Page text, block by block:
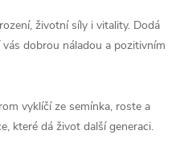
životní síly i vitality. Dodá
dobrou náladou a pozitivním
vyklíčí ze semínka, roste a
které dá život další generaci.